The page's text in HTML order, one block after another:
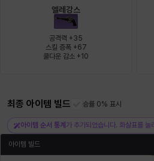
크레이버
펠릭스
헤이즈 헨리 현우
엘레강스
공격력 +35
스킬 증폭 +67
쿨다운 감소 +10
최종 아이템 빌드 승률 0% 표시
아이템 순서 통계 가 추가되었습니다. 화살표를 눌
아이템 빌드